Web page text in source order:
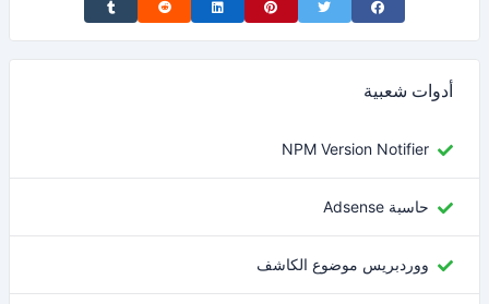
Share on Facebook
Share on Twitter
Share on Pinterest
Share on LinkedIn
Share on Reddit
Share on Tumblr
أدوات شعبية
NPM Version Notifier
حاسبة Adsense
ووردبريس موضوع الكاشف